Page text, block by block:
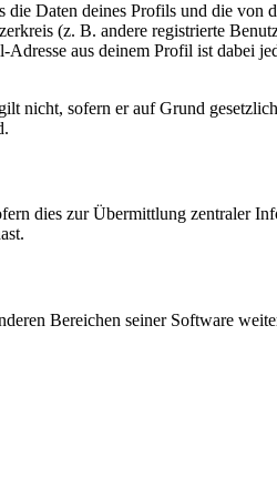
Daten deines Profils und die
(z. B. andere registrierte
aus deinem Profil ist dabei
nicht, sofern er auf Grund
dies zur Übermittlung zentraler
Bereichen seiner Software